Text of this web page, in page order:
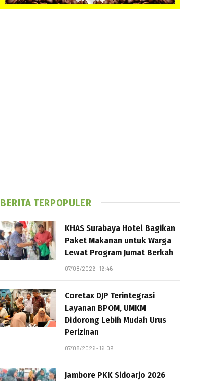
BERITA TERPOPULER
KHAS Surabaya Hotel Bagikan
Paket Makanan untuk Warga
Lewat Program Jumat Berkah
07/08/2026 - 16:46
Coretax DJP Terintegrasi
Layanan BPOM, UMKM
Didorong Lebih Mudah Urus
Perizinan
07/08/2026 - 16:09
Jambore PKK Sidoarjo 2026